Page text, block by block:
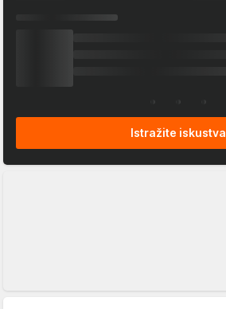
Istražite iskustva